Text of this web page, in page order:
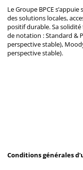
Le Groupe BPCE
des solutions locales,
positif durable. Sa
de notation : Standard &
perspective stable),
perspective stable).
Conditions générales